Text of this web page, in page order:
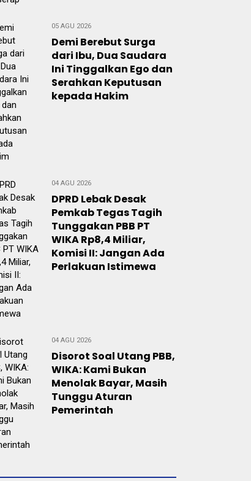
05 AGU 2026
Demi Berebut Surga
dari Ibu, Dua Saudara
Ini Tinggalkan Ego dan
Serahkan Keputusan
kepada Hakim
04 AGU 2026
DPRD Lebak Desak
Pemkab Tegas Tagih
Tunggakan PBB PT
WIKA Rp8,4 Miliar,
Komisi II: Jangan Ada
Perlakuan Istimewa
04 AGU 2026
Disorot Soal Utang PBB,
WIKA: Kami Bukan
Menolak Bayar, Masih
Tunggu Aturan
Pemerintah